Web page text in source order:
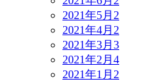
2021年5月 2
2021年4月 2
2021年3月 3
2021年2月 4
2021年1月 2